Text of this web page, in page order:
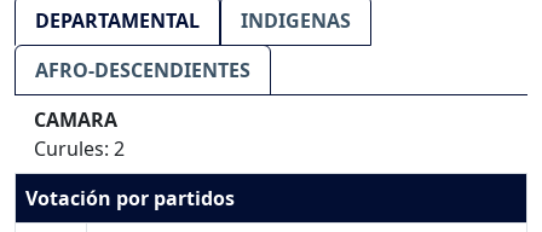
DEPARTAMENTAL
INDIGENAS
AFRO-DESCENDIENTES
CAMARA
Curules: 2
Votación por partidos